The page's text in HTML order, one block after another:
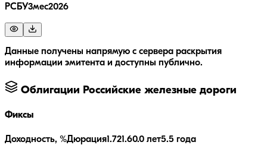
РСБУ3мес2026
Данные получены напрямую с сервера раскрытия
информации эмитента и доступны публично.
Облигации Российские железные дороги
Фиксы
Доходность, %Дюрация1.721.60.0 лет5.5 года